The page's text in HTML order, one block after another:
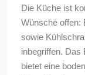
Die Küche ist
Wünsche offen:
sowie
inbegriffen. Das
bietet eine